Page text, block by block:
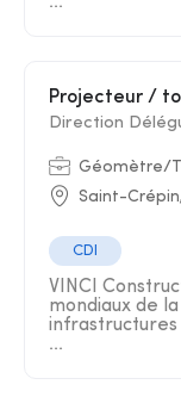
Projecteur /
Direction
Géomètre/
Saint-
CDI
VINCI
mondiaux de
infrastructures
...